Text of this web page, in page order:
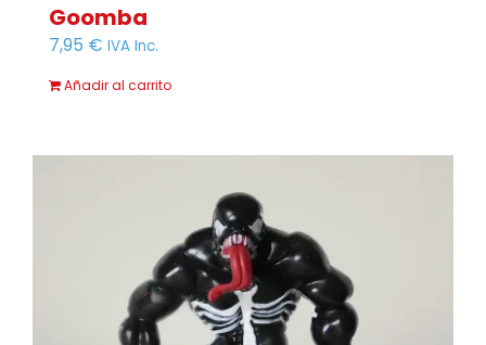
Goomba
7,95 € IVA Inc.
Añadir al carrito